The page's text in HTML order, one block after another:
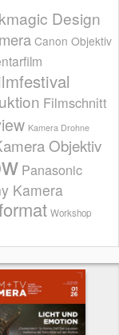
Design
Canon Objektiv
Filmschnitt
Kamera Drohne
Objektiv
Panasonic
Kamera
Workshop